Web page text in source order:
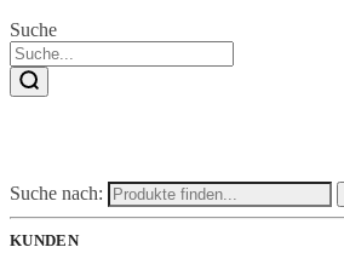
Suche
Suche nach:
KUNDEN